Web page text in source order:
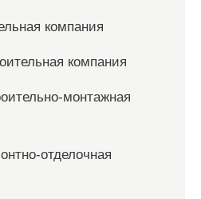
компания
компания
монтажная
отделочная